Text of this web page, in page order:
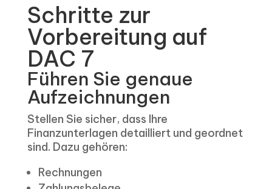
Schritte zur
Vorbereitung auf
DAC 7
Führen Sie genaue
Aufzeichnungen
Stellen Sie sicher, dass Ihre
Finanzunterlagen detailliert und geordnet
sind. Dazu gehören:
Rechnungen